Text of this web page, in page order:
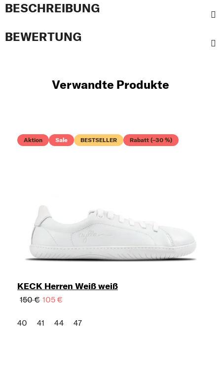
BESCHREIBUNG
BEWERTUNG
Verwandte Produkte
Aktion Sale BESTSELLER Rabatt (–30 %)
KECK Herren Weiß weiß
150 € 105 €
40 41 44 47